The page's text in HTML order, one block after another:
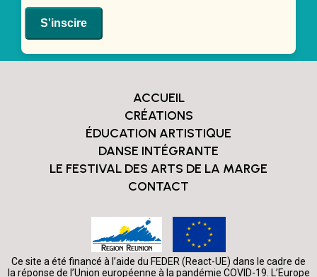
ACCUEIL
CRÉATIONS
ÉDUCATION ARTISTIQUE
DANSE INTÉGRANTE
LE FESTIVAL DES ARTS DE LA MARGE
CONTACT
Ce site a été financé à l’aide du FEDER (React-UE) dans le cadre de
la réponse de l’Union européenne à la pandémie COVID-19. L’Europe